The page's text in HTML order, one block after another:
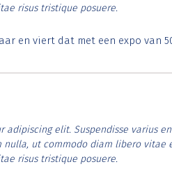
risus tristique posuere.
en viert dat met een expo van
elit. Suspendisse varius
ut commodo diam libero vitae
risus tristique posuere.